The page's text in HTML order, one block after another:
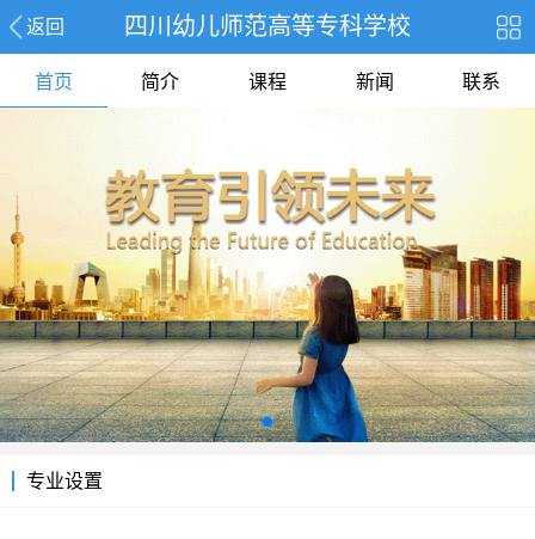
返回 四川幼儿师范高等专科学校
首页 简介 课程 新闻 联系
专业设置